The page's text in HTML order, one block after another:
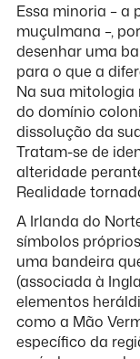
Essa minoria – a
muçulmana –,
desenhar uma
para o que a
Na sua mitologia
do domínio
dissolução da
Tratam-se de
alteridade
Realidade
A Irlanda do
símbolos
uma bandeira
(associada à
elementos
como a Mão
específico da